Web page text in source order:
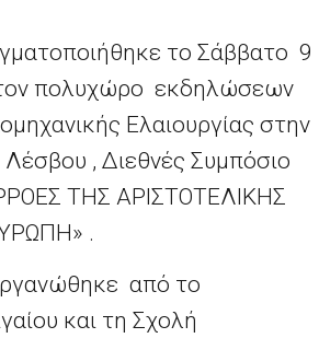
το Σάββατο 9
πολυχώρο εκδηλώσεων
Ελαιουργίας στην
, Διεθνές Συμπόσιο
ΤΗΣ ΑΡΙΣΤΟΤΕΛΙΚΗΣ
.
από το
και τη Σχολή